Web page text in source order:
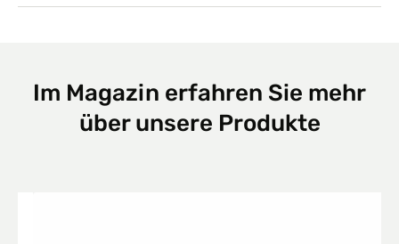
Im Magazin erfahren Sie mehr
über unsere Produkte